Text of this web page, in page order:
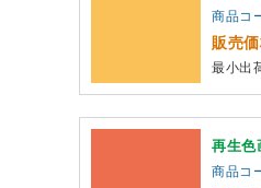
商品コ
販売
最小出
再生色
商品コ